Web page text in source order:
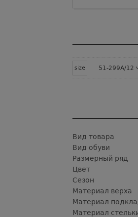
size 51-299А/12
Вид товара
Вид обуви
Размерный ряд
Цвет
Сезон
Материал верха
Материал
Материал